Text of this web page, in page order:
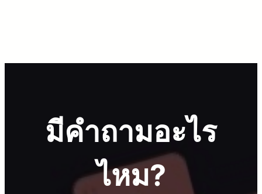
มีคำถามอะไร
ไหม?